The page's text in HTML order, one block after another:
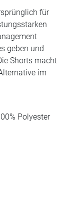
für
geben und
Shorts macht
im
Polyester